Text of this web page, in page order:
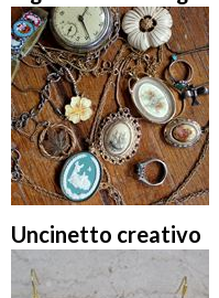
Uncinetto creativo